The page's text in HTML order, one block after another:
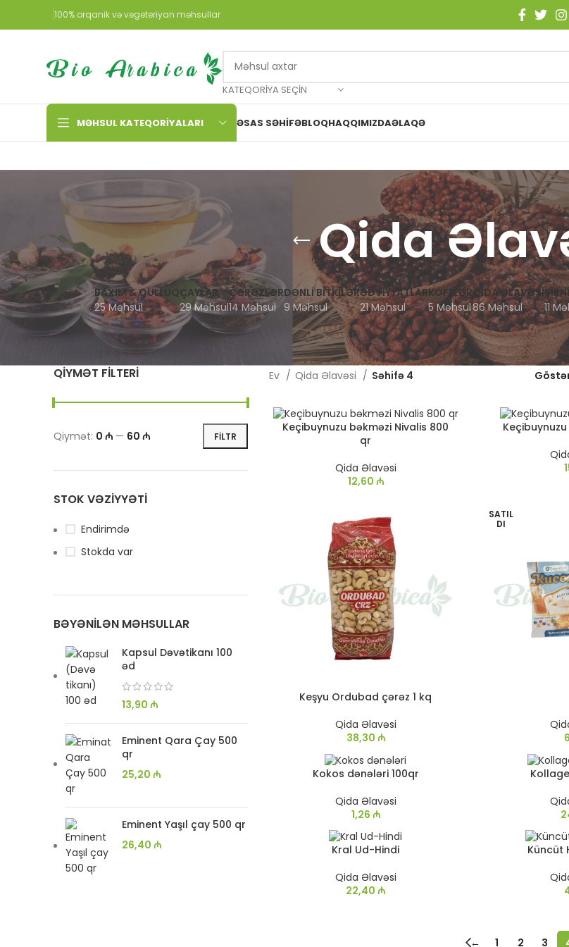
100% orqanik və vegeteriyan məhsullar
KATEQORIYA SEÇIN
MƏHSUL KATEQORIYALARI ƏSAS SƏHIFƏBLOQHAQQIMIZDAƏLAQƏ
Qida
BAXIM & QULLUQ
25 Məhsul
ÇAYLAR
29 Məhsul
ÇƏRƏZLƏR
14 Məhsul
DƏNLI BITKILƏR
9 Məhsul
ƏDVIYYATLAR
21 Məhsul
KOFELƏR
5 Məhsul
QIDA ƏLAVƏSI
86 Məhsul
11
QIYMƏT FILTERI
FILTR
Qiymət: 0 ₼ — 60 ₼
STOK VƏZIYYƏTI
Endirimdə
Stokda var
BƏYƏNILƏN MƏHSULLAR
Kapsul Dəvətikanı 100
əd
13,90 ₼
Eminent Qara Çay 500
qr
25,20 ₼
Eminent Yaşıl çay 500 qr
26,40 ₼
Ev Qida Əlavəsi Səhifə 4
Keçibuynuzu bəkməzi Nivalis 800
qr
Qida Əlavəsi
12,60 ₼
Keşyu Ordubad çərəz 1 kq
Qida Əlavəsi
38,30 ₼
SATIL
DI
Kokos dənələri 100qr
Qida Əlavəsi
1,26 ₼
Kral Ud-Hindi
Qida Əlavəsi
22,40₼
Küncüt
← 1 2 3